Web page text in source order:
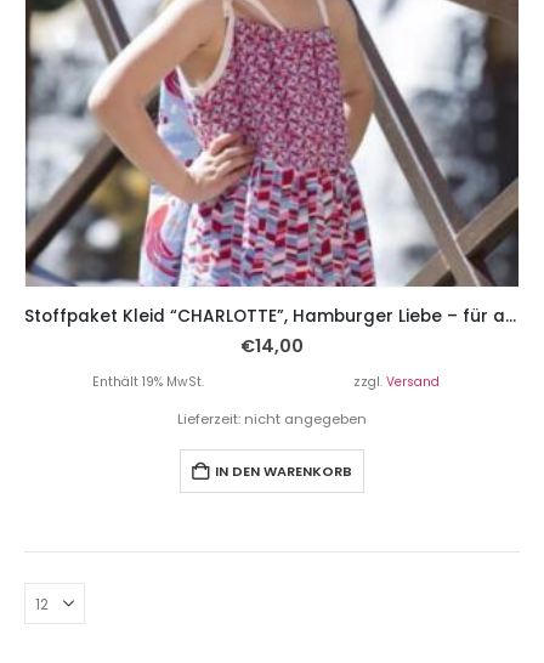
Stoffpaket Kleid “CHARLOTTE”, Hamburger Liebe – für alle Größen von 62-104
€14,00
Enthält 19% MwSt. zzgl. Versand
Lieferzeit: nicht angegeben
IN DEN WARENKORB